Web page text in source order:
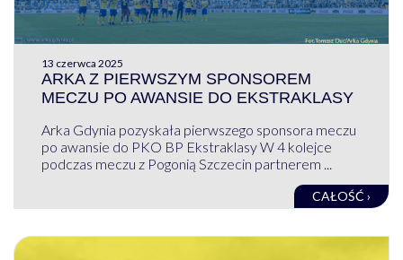
13 czerwca 2025
ARKA Z PIERWSZYM SPONSOREM
MECZU PO AWANSIE DO EKSTRAKLASY
Arka Gdynia pozyskała pierwszego sponsora meczu
po awansie do PKO BP Ekstraklasy W 4 kolejce
podczas meczu z Pogonią Szczecin partnerem ...
CAŁOŚĆ ›